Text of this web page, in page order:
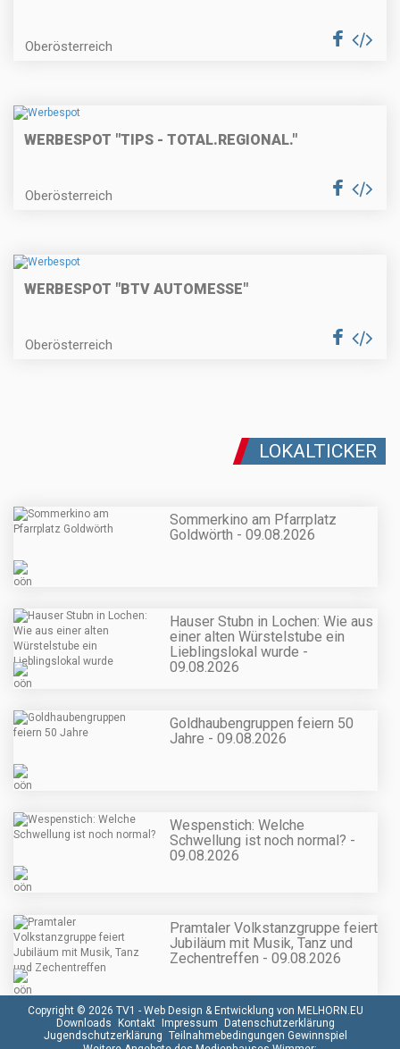
Oberösterreich
WERBESPOT "TIPS - TOTAL.REGIONAL."
Oberösterreich
WERBESPOT "BTV AUTOMESSE"
Oberösterreich
LOKALTICKER
Sommerkino am Pfarrplatz
Goldwörth - 09.08.2026
Hauser Stubn in Lochen: Wie aus
einer alten Würstelstube ein
Lieblingslokal wurde -
09.08.2026
Goldhaubengruppen feiern 50
Jahre - 09.08.2026
Wespenstich: Welche
Schwellung ist noch normal? -
09.08.2026
Pramtaler Volkstanzgruppe feiert
Jubiläum mit Musik, Tanz und
Zechentreffen - 09.08.2026
Copyright © 2026 TV1 - Web Design & Entwicklung von MELHORN.EU
Downloads Kontakt Impressum Datenschutzerklärung
Jugendschutzerklärung Teilnahmebedingungen Gewinnspiel